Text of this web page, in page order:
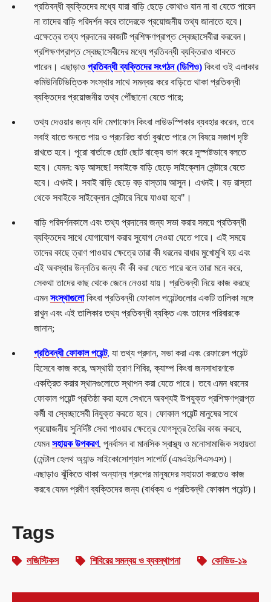
প্রতিবন্ধী ব্যক্তিদের মধ্যে যারা বাড়ি ছেড়ে কোথাও যান না বা যেতে পারেন
না তাদের বাড়ি পরিদর্শন করে তাদেরকে প্রয়োজনীয় তথ্য জানাতে হবে।
এক্ষেত্রে তথ্য প্রদানের কাজটি প্রশিক্ষণপ্রাপ্ত স্বেচ্ছাসেবীরা করবেন।
প্রশিক্ষণপ্রাপ্ত স্বেচ্ছাসেবীদের মধ্যে প্রতিবন্ধী ব্যক্তিরাও থাকতে
পারেন। এছাড়াও প্রতিবন্ধী ব্যক্তিদের সংগঠন (ডিপিও) কিংবা ওই এলাকার
কমিউনিটিভিত্তিক সংস্থার সাথে সমন্বয় করে বাড়িতে থাকা প্রতিবন্ধী
ব্যক্তিদের প্রয়োজনীয় তথ্য পৌঁছানো যেতে পারে;
তথ্য দেওয়ার জন্য যদি মেগাফোন কিংবা লাউডস্পিকার ব্যবহার করেন, তবে
সবাই যাতে শুনতে পায় ও প্রচারিত বার্তা বুঝতে পারে সে বিষয়ে সজাগ দৃষ্টি
রাখতে হবে। পুরো বার্তাকে ছোট ছোট বাক্যে ভাগ করে সুস্পষ্টভাবে বলতে
হবে। যেমন: ঝড় আসছে! সবাইকে বাড়ি ছেড়ে সাইক্লোন সেন্টারে যেতে
হবে। এখনই। সবাই বাড়ি ছেড়ে বড় রাস্তায় আসুন। এখনই। বড় রাস্তা
থেকে সবাইকে সাইক্লোন সেন্টারে নিয়ে যাওয়া হবে"।
বাড়ি পরিদর্শনকালে এবং তথ্য প্রদানের জন্য সভা করার সময়ে প্রতিবন্ধী
ব্যক্তিদের সাথে যোগাযোগ করার সুযোগ নেওয়া যেতে পারে। এই সময়ে
তাদের কাছে ত্রাণ পাওয়ার ক্ষেত্রে তারা কী ধরনের বাধার মুখোমুখি হয় এবং
এই অবস্থার উন্নতির জন্য কী কী করা যেতে পারে বলে তারা মনে করে,
সেকথা তাদের কাছ থেকে জেনে নেওয়া যায়। প্রতিবন্ধী নিয়ে কাজ করছে
এমন সংস্থাগুলো কিংবা প্রতিবন্ধী ফোকাল পয়েন্টগুলোর একটি তালিকা সঙ্গে
রাখুন এবং এই তালিকার তথ্য প্রতিবন্ধী ব্যক্তি এবং তাদের পরিবারকে
জানান;
প্রতিবন্ধী ফোকাল পয়েন্ট, যা তথ্য প্রদান, সভা করা এবং রেফারেল পয়েন্ট
হিসেবে কাজ করে, অস্থায়ী ত্রাণ শিবির, ক্যাম্প কিংবা জনসাধারণকে
একত্রিত করার স্থানগুলোতে স্থাপন করা যেতে পারে। তবে এমন ধরনের
ফোকাল পয়েন্ট প্রতিষ্ঠা করা হলে সেখানে অবশ্যই উপযুক্ত প্রশিক্ষণপ্রাপ্ত
কর্মী বা স্বেচ্ছাসেবী নিযুক্ত করতে হবে। ফোকাল পয়েন্ট মানুষের সাথে
প্রয়োজনীয় সুনির্দিষ্ট সেবা পাওয়ার ক্ষেত্রে যোগসূত্র তৈরির কাজ করবে,
যেমন সহায়ক উপকরণ, পুনর্বাসন বা মানসিক স্বাস্থ্য ও মনোসামাজিক সহায়তা
(মেন্টাল হেলথ অ্যান্ড সাইকোসোশ্যাল সাপোর্ট (এমএইচপিএসএস)।
এছাড়াও ঝুঁকিতে থাকা অন্যান্য গ্রুপের মানুষদের সহায়তা করতেও কাজ
করবে যেমন প্রবীণ ব্যক্তিদের জন্য (বার্ধক্য ও প্রতিবন্ধী ফোকাল পয়েন্ট)।
Tags
লজিস্টিকস শিবিরের সমন্বয় ও ব্যবস্থাপনা কোভিড-১৯